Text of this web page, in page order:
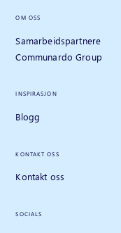
OM OSS
Samarbeidspartnere
Communardo Group
INSPIRASJON
Blogg
KONTAKT OSS
Kontakt oss
SOCIALS